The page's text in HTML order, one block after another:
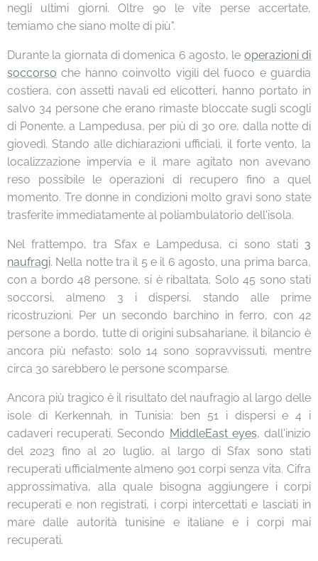
negli ultimi giorni. Oltre 90 le vite perse accertate,
temiamo che siano molte di più".
Durante la giornata di domenica 6 agosto, le operazioni di
soccorso che hanno coinvolto vigili del fuoco e guardia
costiera, con assetti navali ed elicotteri, hanno portato in
salvo 34 persone che erano rimaste bloccate sugli scogli
di Ponente, a Lampedusa, per più di 30 ore, dalla notte di
giovedì. Stando alle dichiarazioni ufficiali, il forte vento, la
localizzazione impervia e il mare agitato non avevano
reso possibile le operazioni di recupero fino a quel
momento. Tre donne in condizioni molto gravi sono state
trasferite immediatamente al poliambulatorio dell'isola.
Nel frattempo, tra Sfax e Lampedusa, ci sono stati 3
naufragi. Nella notte tra il 5 e il 6 agosto, una prima barca,
con a bordo 48 persone, si è ribaltata. Solo 45 sono stati
soccorsi, almeno 3 i dispersi, stando alle prime
ricostruzioni. Per un secondo barchino in ferro, con 42
persone a bordo, tutte di origini subsahariane, il bilancio è
ancora più nefasto: solo 14 sono sopravvissuti, mentre
circa 30 sarebbero le persone scomparse.
Ancora più tragico è il risultato del naufragio al largo delle
isole di Kerkennah, in Tunisia: ben 51 i dispersi e 4 i
cadaveri recuperati. Secondo MiddleEast eyes, dall'inizio
del 2023 fino al 20 luglio, al largo di Sfax sono stati
recuperati ufficialmente almeno 901 corpi senza vita. Cifra
approssimativa, alla quale bisogna aggiungere i corpi
recuperati e non registrati, i corpi intercettati e lasciati in
mare dalle autorità tunisine e italiane e i corpi mai
recuperati.